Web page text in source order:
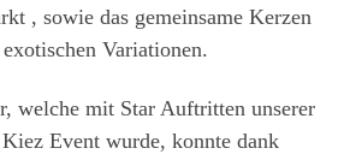
, sowie das gemeinsame Kerzen
Variationen.
welche mit Star Auftritten unserer
Event wurde, konnte dank